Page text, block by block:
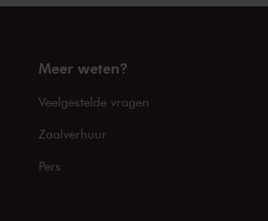
Meer weten?
Veelgestelde vragen
Zaalverhuur
Pers